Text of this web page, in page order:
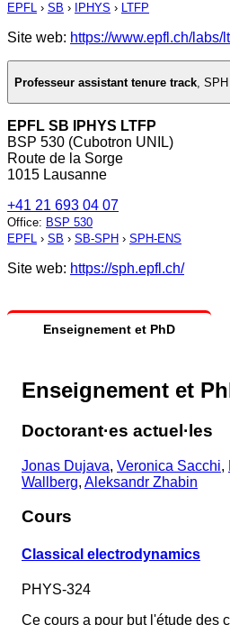
EPFL › SB › IPHYS › LTFP
Site web: https://www.epfl.ch/labs/
Professeur assistant tenure track
EPFL SB IPHYS LTFP
BSP 530 (Cubotron UNIL)
Route de la Sorge
1015 Lausanne
+41 21 693 04 07
Office: BSP 530
EPFL › SB › SB-SPH › SPH-ENS
Site web: https://sph.epfl.ch/
Enseignement et PhD
Enseignement et
Doctorant·es actuel·les
Jonas Dujava, Veronica Sacchi,
Wallberg, Aleksandr Zhabin
Cours
Classical electrodynamics
PHYS-324
Ce cours a pour but l'étude des